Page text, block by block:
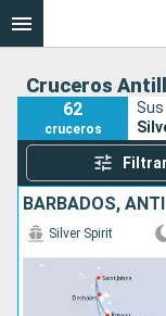
Cruceros
62
cruceros
Filtrar
Silver Spirit